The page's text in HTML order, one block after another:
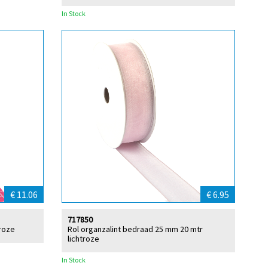
In Stock
€ 11.06 € 6.95
Rol organzalint bedraad 25 mm 20 mtr
lichtroze
717850
In Stock